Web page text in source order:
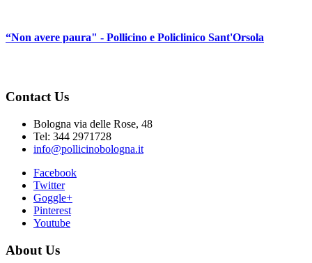
“Non avere paura" - Pollicino e Policlinico Sant'Orsola
Contact Us
Bologna via delle Rose, 48
Tel: 344 2971728
info@pollicinobologna.it
Facebook
Twitter
Goggle+
Pinterest
Youtube
About Us